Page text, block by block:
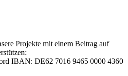
Projekte mit einem Beitrag auf
IBAN: DE62 7016 9465 0000 4360